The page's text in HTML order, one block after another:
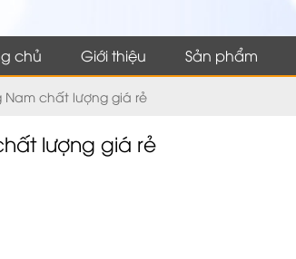
chủ Giới thiệu Sản phẩm
chất lượng giá rẻ
lượng giá rẻ